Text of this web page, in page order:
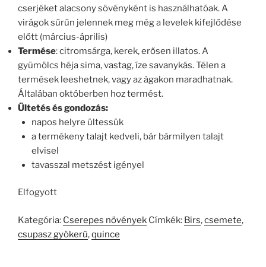
cserjéket alacsony sövényként is használhatóak. A
virágok sűrűn jelennek meg még a levelek kifejlődése
előtt (március-április)
Termése: citromsárga, kerek, erősen illatos. A
gyümölcs héja sima, vastag, íze savanykás. Télen a
termések leeshetnek, vagy az ágakon maradhatnak.
Általában októberben hoz termést.
Ültetés és gondozás:
napos helyre ültessük
a termékeny talajt kedveli, bár bármilyen talajt
elvisel
tavasszal metszést igényel
Elfogyott
Kategória: Cserepes növények Címkék: Birs,csemete,
csupasz gyökerű,quince